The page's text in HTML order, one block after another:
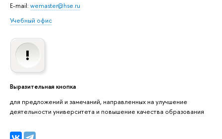
E-mail: wemaster@hse.ru
Учебный офис
Выразительная кнопка
для предложений и замечаний, направленных на улучшение
деятельности университета и повышение качества образования